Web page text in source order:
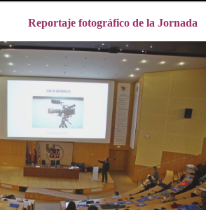
Reportaje fotográfico de la Jornada